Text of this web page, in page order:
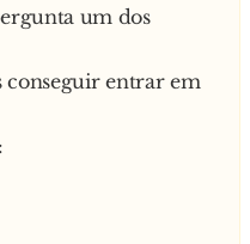
um dos
conseguir entrar em